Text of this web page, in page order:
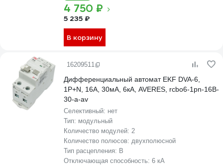
4 750 ₽
5 235 ₽
В корзину
16209511
Дифференциальный автомат EKF DVA-6,
1P+N, 16А, 30мА, 6кА, AVERES, rcbo6-1pn-16B-
30-a-av
Селективный: нет
Тип: модульный
Количество модулей: 2
Количество полюсов: двухполюсной
Тип расцепления: B
Отключающая способность: 6 кА